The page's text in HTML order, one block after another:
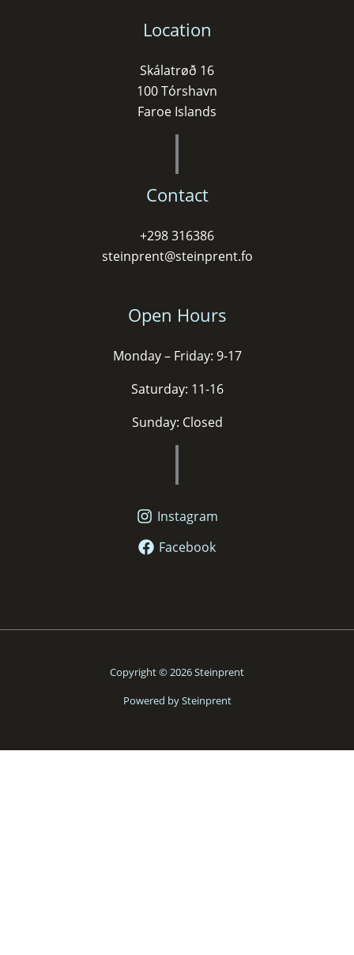
Location
Skálatrøð 16
100 Tórshavn
Faroe Islands
Contact
+298 316386
steinprent@steinprent.fo
Open Hours
Monday – Friday: 9-17
Saturday: 11-16
Sunday: Closed
Instagram
Facebook
Copyright © 2026 Steinprent
Powered by Steinprent